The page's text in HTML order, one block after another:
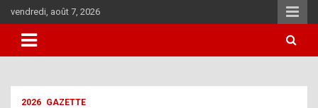
to
content
vendredi, août 7, 2026
i
2026 GAZETTE